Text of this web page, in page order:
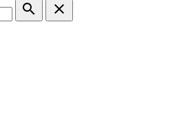
search clear